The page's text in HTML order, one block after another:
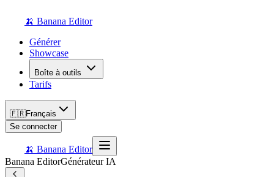
🍌 Banana Editor
Générer
Showcase
Boîte à outils
Tarifs
🇫🇷Français
Se connecter
🍌 Banana Editor
Banana EditorGénérateur IA